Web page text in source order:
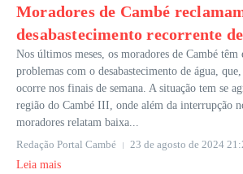
Moradores de Cambé
desabastecimento recorrente
Nos últimos meses, os moradores de Cambé têm
problemas com o desabastecimento de água,
ocorre nos finais de semana. A situação tem se
região do Cambé III, onde além da interrupção
moradores relatam baixa...
Redação Portal Cambé
23 de agosto de 2024
Leia mais